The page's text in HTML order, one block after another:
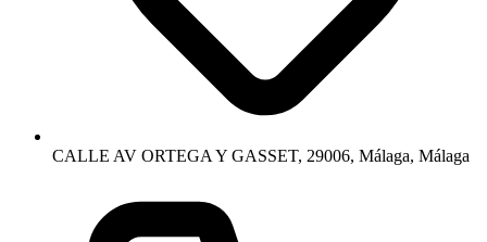
CALLE AV ORTEGA Y GASSET, 29006, Málaga, Málaga